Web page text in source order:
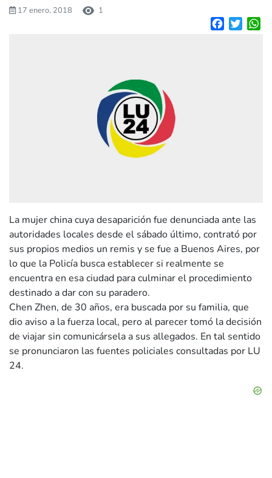
17 enero, 2018 1
Facebook
La mujer china cuya desaparición fue denunciada ante las
autoridades locales desde el sábado último, contrató por
sus propios medios un remis y se fue a Buenos Aires, por
lo que la Policía busca establecer si realmente se
encuentra en esa ciudad para culminar el procedimiento
destinado a dar con su paradero.
Chen Zhen, de 30 años, era buscada por su familia, que
dio aviso a la fuerza local, pero al parecer tomó la decisión
de viajar sin comunicársela a sus allegados. En tal sentido
se pronunciaron las fuentes policiales consultadas por LU
24.